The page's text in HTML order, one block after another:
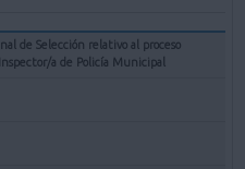
de Selección relativo al proceso
a de Policía Municipal